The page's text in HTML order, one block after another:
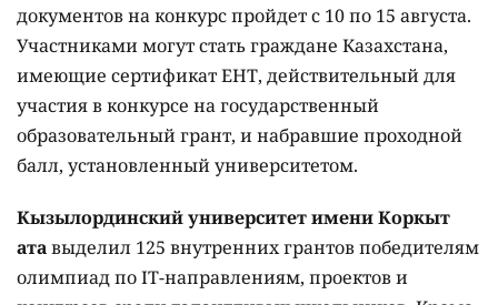
документов на конкурс пройдет с 10 по 15 августа.
Участниками могут стать граждане Казахстана,
имеющие сертификат ЕНТ, действительный для
участия в конкурсе на государственный
образовательный грант, и набравшие проходной
балл, установленный университетом.
Кызылординский университет имени Коркыт
атавыделил 125 внутренних грантов победителям
олимпиад по IT-направлениям, проектов и